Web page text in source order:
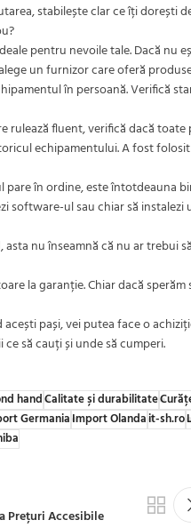
stabilește clar ce îți
pentru nevoile tale. Dacă
alege un furnizor care oferă
în persoană. Verifică
rulează fluent, verifică dacă
echipamentului. A fost
pare în ordine, este întotdeauna
software-ul sau chiar să
asta nu înseamnă că nu ar
la garanție. Chiar dacă
pași, vei putea face o
să cauți și unde să cumperi.
handCalitate și durabilitate
GermaniaImport Olandait-sh.ro
Prețuri Accesibile